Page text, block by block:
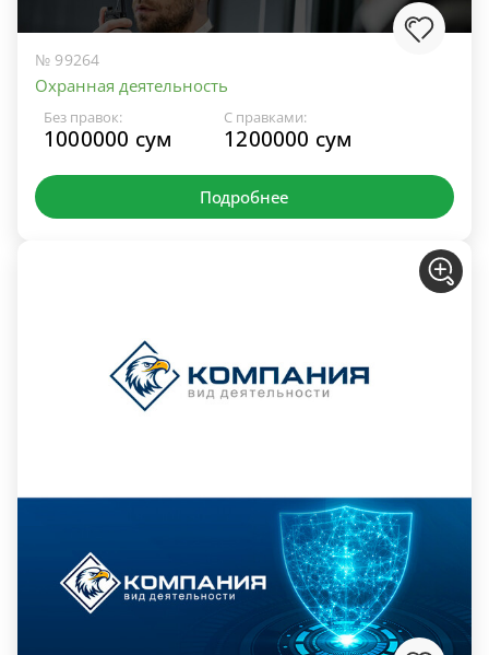
№ 99264
Охранная деятельность
Без правок:
1000000 сум
С правками:
1200000 сум
Подробнее